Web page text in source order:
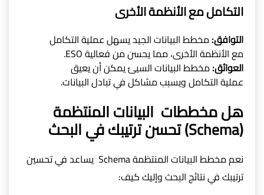
التكامل مع الأنظمة الأخرى
التوافق: مخطط البيانات الجيد يسهل عملية التكامل
مع الأنظمة الأخرى، مما يحسن من فعالية ESO.
العوائق: مخطط البيانات السيئ يمكن أن يعيق
عملية التكامل ويسبب مشاكل في تبادل البيانات.
هل مخططات البيانات المنتظمة
(Schema) تحسن ترتيبك في البحث
نعم مخطط البيانات المنتظمة Schema يساعد في تحسين
ترتيبك في نتائج البحث وإليك كيف: